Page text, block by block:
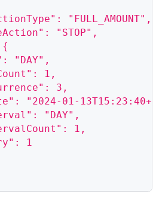
"FULL_AMOUNT",
"STOP",
"DAY",
1,
3,
"2024-01-
"DAY",
1,
1